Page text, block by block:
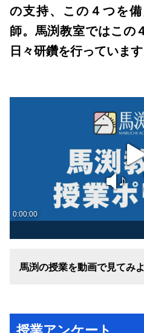
の支持、この４つを
師。馬渕教室ではこの
日々研鑽を行っています
馬渕の授業を動画で見てみ